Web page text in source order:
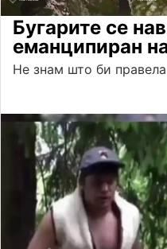
Бугарите се
еманципиран
Не знам што би